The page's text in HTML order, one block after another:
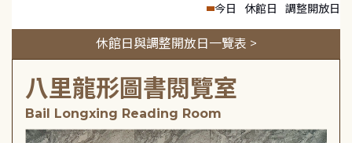
今日 休館日 調整開放日
休館日與調整開放日一覽表 >
八里龍形圖書閱覽室
Bail Longxing Reading Room